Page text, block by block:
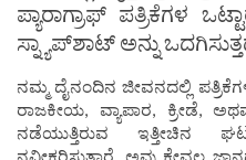
ಪ್ಯಾರಾಗ್ರಾಫ್ ಪತ್ರಿಕೆಗಳ
ಸ್ನ್ಯಾಪ್‌ಶಾಟ್ ಅನ್ನು
ನಮ್ಮ ದೈನಂದಿನ ಜೀವನದಲ್ಲಿ
ರಾಜಕೀಯ, ವ್ಯಾಪಾರ, ಕ್ರೀಡೆ,
ನಡೆಯುತ್ತಿರುವ ಇತ್ತೀಚಿನ
ನವೀಕರಿಸುತ್ತಾರೆ. ಅವು ಕೇವಲ